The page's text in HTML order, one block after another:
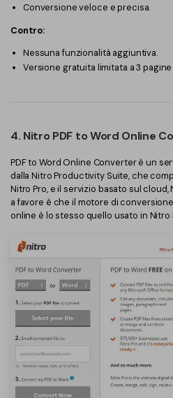
Conversione veloce e precisa.
Contro:
Nessuna funzionalità aggiuntiva.
Versione gratuita limitata a 3 pagine
4. Nitro PDF to Word Online
PDF to Word Online Converter è un
dalla Nitro Productivity Suite, che
Nitro Pro, e il servizio basato sul
a favore è che il motore di
online è lo stesso quello usato in Nitro